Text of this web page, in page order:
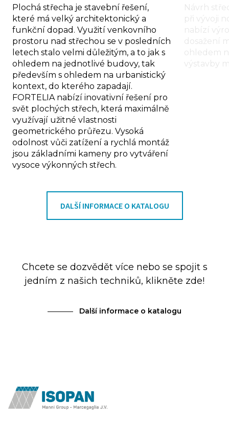
Plochá střecha je stavební řešení,
které má velký architektonický a
funkční dopad. Využití venkovního
prostoru nad střechou se v posledních
letech stalo velmi důležitým, a to jak s
ohledem na jednotlivé budovy, tak
především s ohledem na urbanistický
kontext, do kterého zapadají.
FORTELIA nabízí inovativní řešení pro
svět plochých střech, která maximálně
využívají užitné vlastnosti
geometrického průřezu. Vysoká
odolnost vůči zatížení a rychlá montáž
jsou základními kameny pro vytváření
vysoce výkonných střech.
Návrh
při vývoji
nabízí
dosažení
ohledem
výstavby
DALŠÍ INFORMACE O KATALOGU
Chcete se dozvědět více nebo se spojit s
jedním z našich techniků, klikněte zde!
Další informace o katalogu